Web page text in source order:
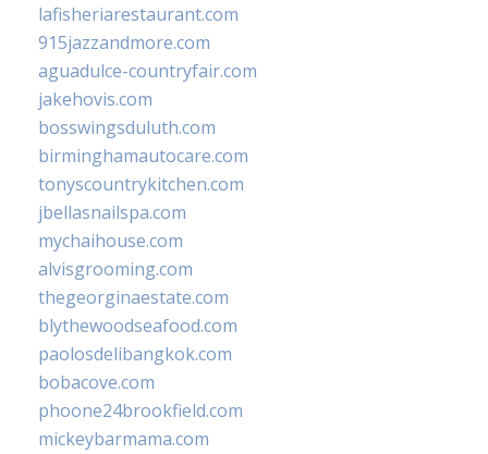
lafisheriarestaurant.com
915jazzandmore.com
aguadulce-countryfair.com
jakehovis.com
bosswingsduluth.com
birminghamautocare.com
tonyscountrykitchen.com
jbellasnailspa.com
mychaihouse.com
alvisgrooming.com
thegeorginaestate.com
blythewoodseafood.com
paolosdelibangkok.com
bobacove.com
phoone24brookfield.com
mickeybarmama.com